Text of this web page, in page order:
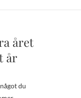
året
år
du